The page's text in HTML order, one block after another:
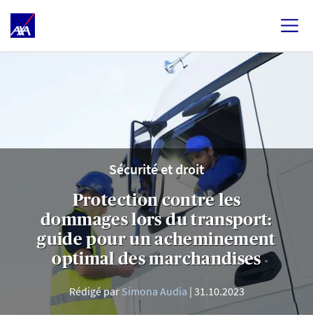
Sécurité et droit
Protection contre les
dommages lors du transport:
guide pour un acheminement
optimal des marchandises
Rédigé parSimona Audia 31.10.2023